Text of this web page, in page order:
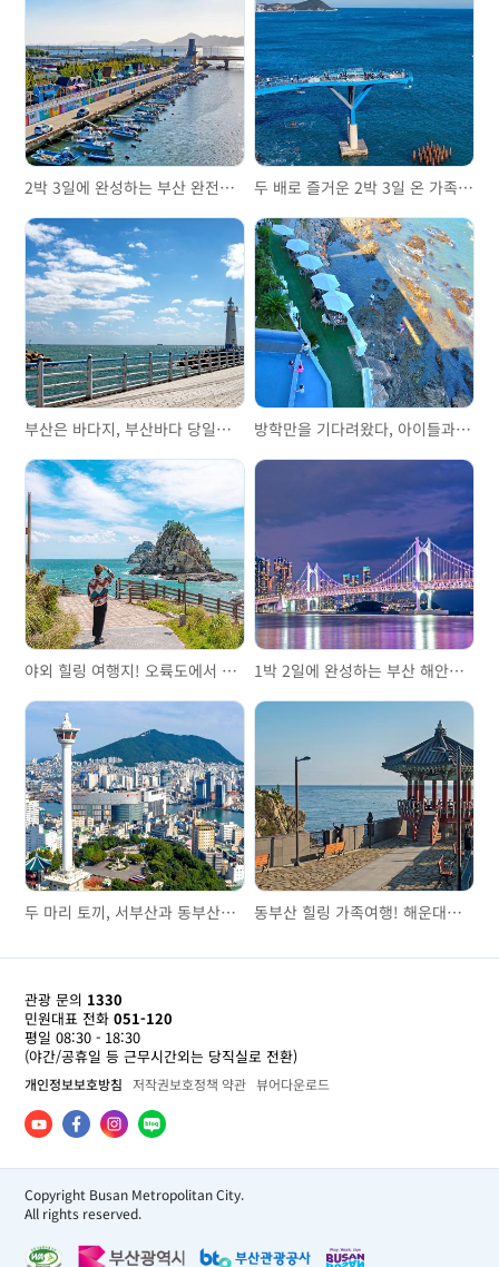
2박 3일에 완성하는 부산 완전정복 두 배로 즐거운 2박 3일 온 가족 부산여행
부산은 바다지, 부산바다 당일치기 방학만을 기다려왔다, 아이들과 놀기 좋은 부산에서 신나는 2박 3일!
야외 힐링 여행지! 오륙도에서 금정산까지 1박 2일에 완성하는 부산 해안선 완전 정복!
두 마리 토끼, 서부산과 동부산을 잡자 동부산 힐링 가족여행! 해운대‧기장
관광 문의 1330
민원대표 전화 051-120
평일 08:30 - 18:30
(야간/공휴일 등 근무시간외는 당직실로 전환)
개인정보보호방침 저작권보호정책 약관 뷰어다운로드
Copyright Busan Metropolitan City.
All rights reserved.